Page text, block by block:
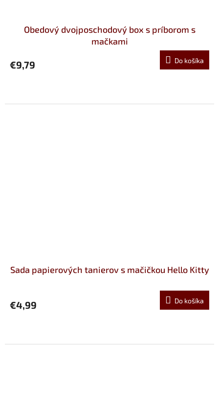
Obedový dvojposchodový box s príborom s
mačkami
€9,79 Do košíka
Sada papierových tanierov s mačičkou Hello Kitty
€4,99 Do košíka